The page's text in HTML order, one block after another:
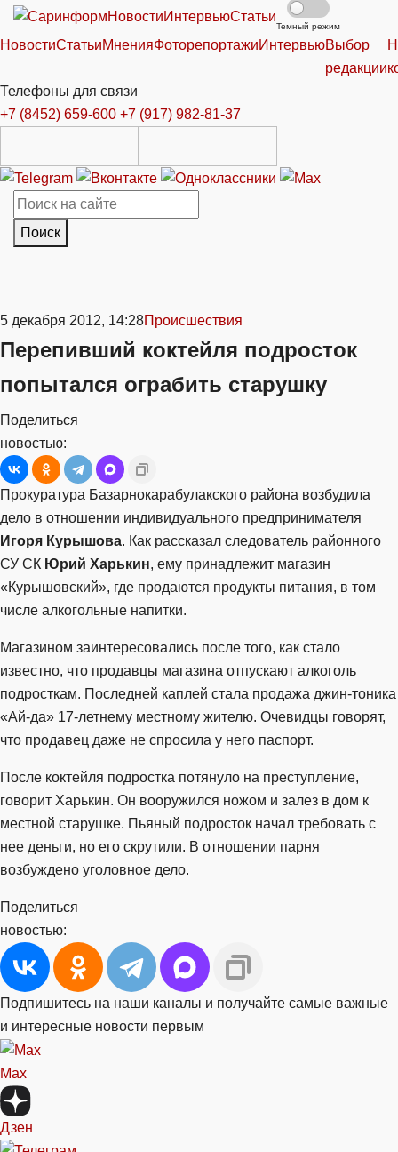
НовостиИнтервьюСтатьи
Темный режим
НовостиСтатьиМненияФоторепортажиИнтервьюВыбор
редакции
Телефоны для связи
+7 (8452) 659-600 +7 (917) 982-81-37
Поиск
5 декабря 2012, 14:28Происшествия
Перепивший коктейля подросток
попытался ограбить старушку
Поделиться
новостью:
Прокуратура Базарнокарабулакского района возбудила
дело в отношении индивидуального предпринимателя
Игоря Курышова. Как рассказал следователь районного
СУ СК Юрий Харькин, ему принадлежит магазин
«Курышовский», где продаются продукты питания, в том
числе алкогольные напитки.
Магазином заинтересовались после того, как стало
известно, что продавцы магазина отпускают алкоголь
подросткам. Последней каплей стала продажа джин-тоника
«Ай-да» 17-летнему местному жителю. Очевидцы говорят,
что продавец даже не спросила у него паспорт.
После коктейля подростка потянуло на преступление,
говорит Харькин. Он вооружился ножом и залез в дом к
местной старушке. Пьяный подросток начал требовать с
нее деньги, но его скрутили. В отношении парня
возбуждено уголовное дело.
Поделиться
новостью:
Подпишитесь на наши каналы и получайте самые важные
и интересные новости первым
Max
Дзен